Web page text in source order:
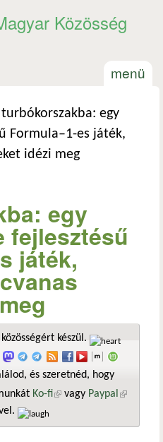
Közösség
menü
egy
Formula–1-es játék,
idézi meg
egy
fejlesztésű
játék,
készül.
és szeretnéd, hogy
Ko-fi(külső hivatkozás)
vagy Paypal